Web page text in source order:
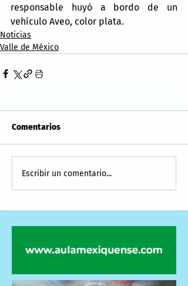
responsable huyó a bordo de un
vehículo Aveo, color plata.
Noticias
Valle de México
Comentarios
Escribir un comentario...